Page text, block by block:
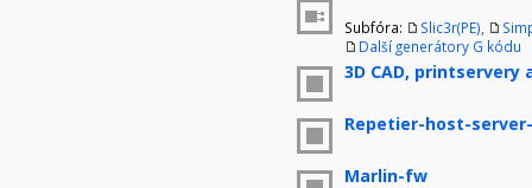
Subfóra: Slic3r(PE)
Další generátory G kódu
3D CAD, printservery
Repetier-host-
Marlin-fw